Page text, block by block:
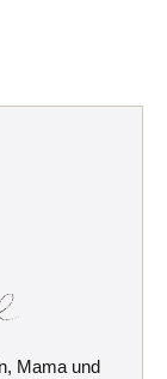
Mama und